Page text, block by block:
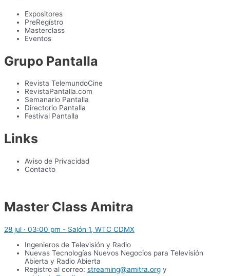
Expositores
PreRegístro
Masterclass
Eventos
Grupo Pantalla
Revista TelemundoCine
RevistaPantalla.com
Semanario Pantalla
Directorio Pantalla
Festival Pantalla
Links
Aviso de Privacidad
Contacto
Master Class Amitra
28 jul · 03:00 pm - Salón 1, WTC CDMX
Ingenieros de Televisión y Radio
Nuevas Tecnologías Nuevos Negocios para Televisión
Abierta y Radio Abierta
Registro al correo: streaming@amitra.org y